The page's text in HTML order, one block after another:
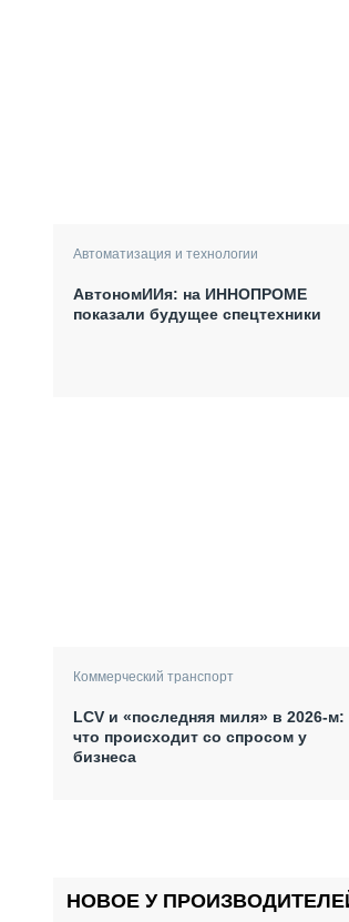
Автоматизация и технологии
АвтономИИя: на ИННОПРОМЕ
показали будущее спецтехники
Коммерческий транспорт
LCV и «последняя миля» в 2026-м:
что происходит со спросом у
бизнеса
НОВОЕ У